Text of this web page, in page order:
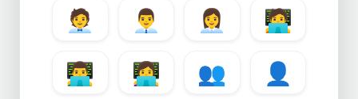
🧑‍💼 👨‍💼 👩‍💼
🧑‍💻
👨‍💻
👩‍💻 👥
👤